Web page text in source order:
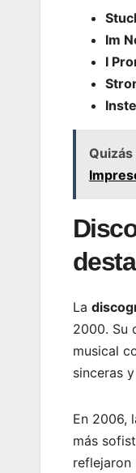
Im
I
La
2000. Su
musical
sinceras
En 2006,
más
reflejaron